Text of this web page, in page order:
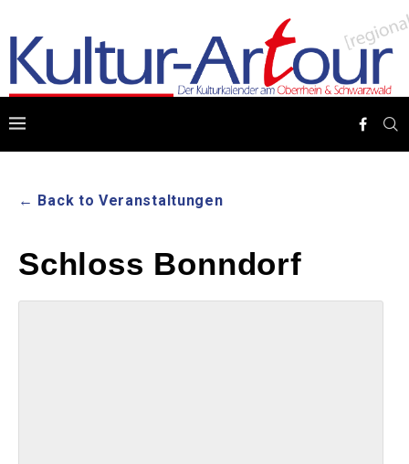
← Back to Veranstaltungen
Schloss Bonndorf